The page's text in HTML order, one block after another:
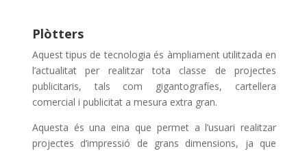
Plòtters
Aquest tipus de tecnologia és àmpliament utilitzada en
l’actualitat per realitzar tota classe de projectes
publicitaris, tals com gigantografíes, cartellera
comercial i publicitat a mesura extra gran.
Aquesta és una eina que permet a l’usuari realitzar
projectes d’impressió de grans dimensions, ja que